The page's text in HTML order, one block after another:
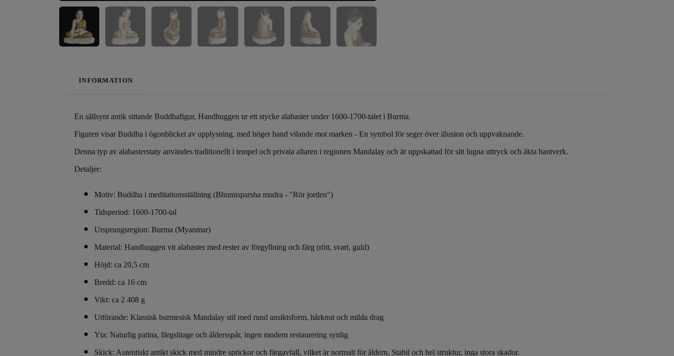
INFORMATION
En sällsynt antik sittande Buddhafigur, Handhuggen ur ett stycke alabaster under 1600-1700-talet i Burma.
Figuren visar Buddha i ögonblicket av upplysning, med höger hand vilande mot marken - En symbol för seger över illusion och uppvaknande.
Denna typ av alabasterstaty användes traditionellt i tempel och privata altaren i regionen Mandalay och är uppskattad för sitt lugna uttryck och äkta hantverk.
Detaljer:
Motiv: Buddha i meditationsställning (Bhumisparsha mudra - "Rör jorden")
Tidsperiod: 1600-1700-tal
Ursprungsregion: Burma (Myanmar)
Material: Handhuggen vit alabaster med rester av förgyllning och färg (rött, svart, guld)
Höjd: ca 20,5 cm
Bredd: ca 16 cm
Vikt: ca 2 408 g
Utförande: Klassisk burmesisk Mandalay stil med rund ansiktsform, hårknut och milda drag
Yta: Naturlig patina, färgslitage och åldersspår, ingen modern restaurering synlig
Skick: Autentiskt antikt skick med mindre sprickor och färgavfall, vilket är normalt för åldern. Stabil och hel struktur, inga stora skador.